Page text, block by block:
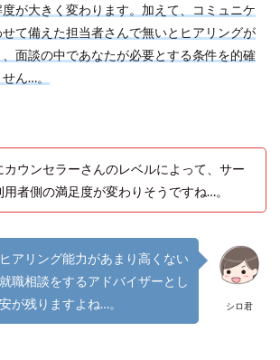
が大きく変わります。加えて、コミュニケ
て備えた担当者さんで無いとヒアリングが
面談の中であなたが必要とする条件を的確
ん…。
カウンセラーさんのレベルによって、サー
用者側の満足度が変わりそうですね…。
シロ君
アリング能力があまり高くない
職相談をするアドバイザーとし
が残りますよね…。